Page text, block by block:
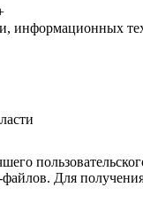
информационных
файлов. Для